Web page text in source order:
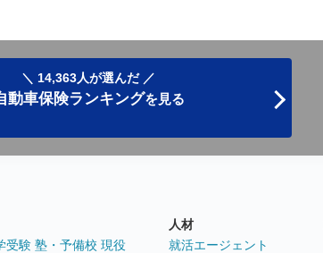
＼ 14,363人が選んだ ／
動車保険ランキングを見る
受験 塾・予備校 現役
人材
就活エージェント